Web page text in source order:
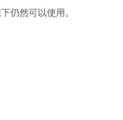
仍然可以使用。